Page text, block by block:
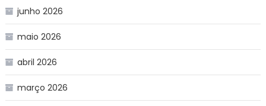
junho 2026
maio 2026
abril 2026
março 2026